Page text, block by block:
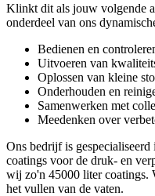
Klinkt dit als jouw volgende
onderdeel van ons
Bedienen en
Uitvoeren van
Oplossen van kleine
Onderhouden en
Samenwerken met
Meedenken over
Ons bedrijf is
coatings voor de druk- en
wij zo'n 45000 liter coatings.
het vullen van de vaten.